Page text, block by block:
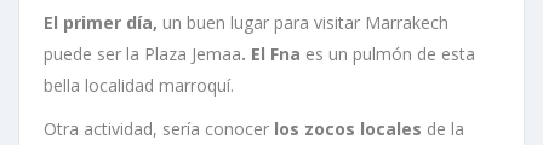
El primer día, un buen lugar para visitar Marrakech
puede ser la Plaza Jemaa. El Fna es un pulmón de esta
bella localidad marroquí.
Otra actividad, sería conocer los zocos locales de la